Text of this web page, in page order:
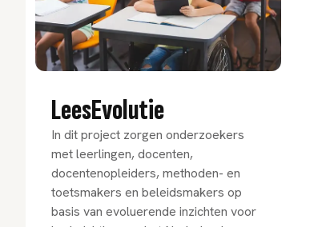
LeesEvolutie
In dit project zorgen onderzoekers
met leerlingen, docenten,
docentenopleiders, methoden- en
toetsmakers en beleidsmakers op
basis van evoluerende inzichten voor